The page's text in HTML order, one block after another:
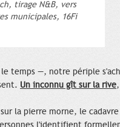
tirage N&B, vers
municipales, 16Fi
temps —, notre périple
Un inconnu gît sur la rive
la pierre morne, le